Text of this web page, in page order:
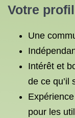
Votre
Une
Intérêt et
de ce qu’il
pour les